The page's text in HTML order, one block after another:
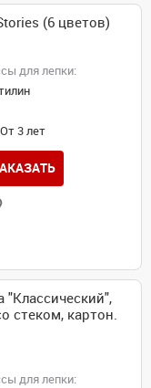
(6 цветов)
для лепки:
От 3 лет
"Классический",
стеком, картон.
для лепки: